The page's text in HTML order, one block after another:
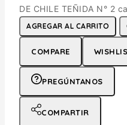
DE CHILE TEÑIDA N° 2
AGREGAR AL CARRITO
COMPARE
PREGÚNTANOS
COMPARTIR